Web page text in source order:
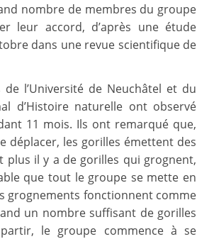
nombre de membres du groupe
leur accord, d’après une étude
dans une revue scientifique de
de l’Université de Neuchâtel et du
d’Histoire naturelle ont observé
11 mois. Ils ont remarqué que,
déplacer, les gorilles émettent des
plus il y a de gorilles qui grognent,
que tout le groupe se mette en
grognements fonctionnent comme
un nombre suffisant de gorilles
le groupe commence à se